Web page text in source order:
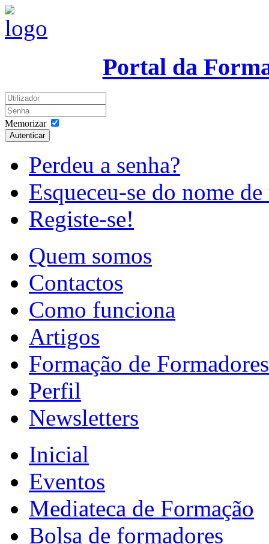
Portal da
Memorizar
Autenticar
Perdeu a senha?
Esqueceu-se do nome
Registe-se!
Quem somos
Contactos
Como funciona
Artigos
Formação de Formadores
Perfil
Newsletters
Inicial
Eventos
Mediateca de Formação
Bolsa de formadores